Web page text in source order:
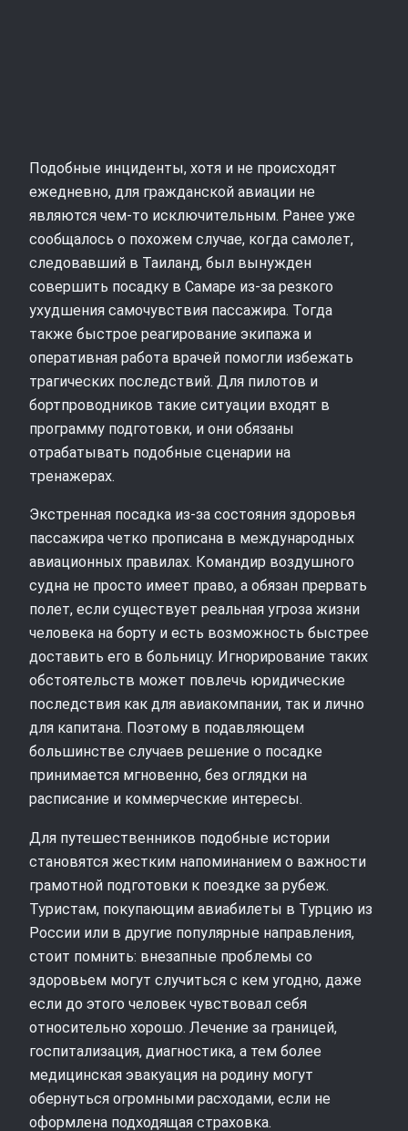
Подобные инциденты, хотя и не происходят
ежедневно, для гражданской авиации не
являются чем-то исключительным. Ранее уже
сообщалось о похожем случае, когда самолет,
следовавший в Таиланд, был вынужден
совершить посадку в Самаре из‑за резкого
ухудшения самочувствия пассажира. Тогда
также быстрое реагирование экипажа и
оперативная работа врачей помогли избежать
трагических последствий. Для пилотов и
бортпроводников такие ситуации входят в
программу подготовки, и они обязаны
отрабатывать подобные сценарии на
тренажерах.
Экстренная посадка из‑за состояния здоровья
пассажира четко прописана в международных
авиационных правилах. Командир воздушного
судна не просто имеет право, а обязан прервать
полет, если существует реальная угроза жизни
человека на борту и есть возможность быстрее
доставить его в больницу. Игнорирование таких
обстоятельств может повлечь юридические
последствия как для авиакомпании, так и лично
для капитана. Поэтому в подавляющем
большинстве случаев решение о посадке
принимается мгновенно, без оглядки на
расписание и коммерческие интересы.
Для путешественников подобные истории
становятся жестким напоминанием о важности
грамотной подготовки к поездке за рубеж.
Туристам, покупающим авиабилеты в Турцию из
России или в другие популярные направления,
стоит помнить: внезапные проблемы со
здоровьем могут случиться с кем угодно, даже
если до этого человек чувствовал себя
относительно хорошо. Лечение за границей,
госпитализация, диагностика, а тем более
медицинская эвакуация на родину могут
обернуться огромными расходами, если не
оформлена подходящая страховка.